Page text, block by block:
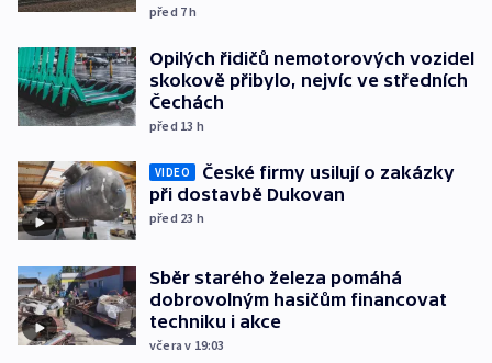
před 7h
Opilých řidičů nemotorových vozidel
skokově přibylo, nejvíc ve středních
Čechách
před 13 h
VIDEO
České firmy usilují o zakázky
při dostavbě Dukovan
před 23 h
Sběr starého železa pomáhá
dobrovolným hasičům financovat
techniku i akce
včera v 19:03